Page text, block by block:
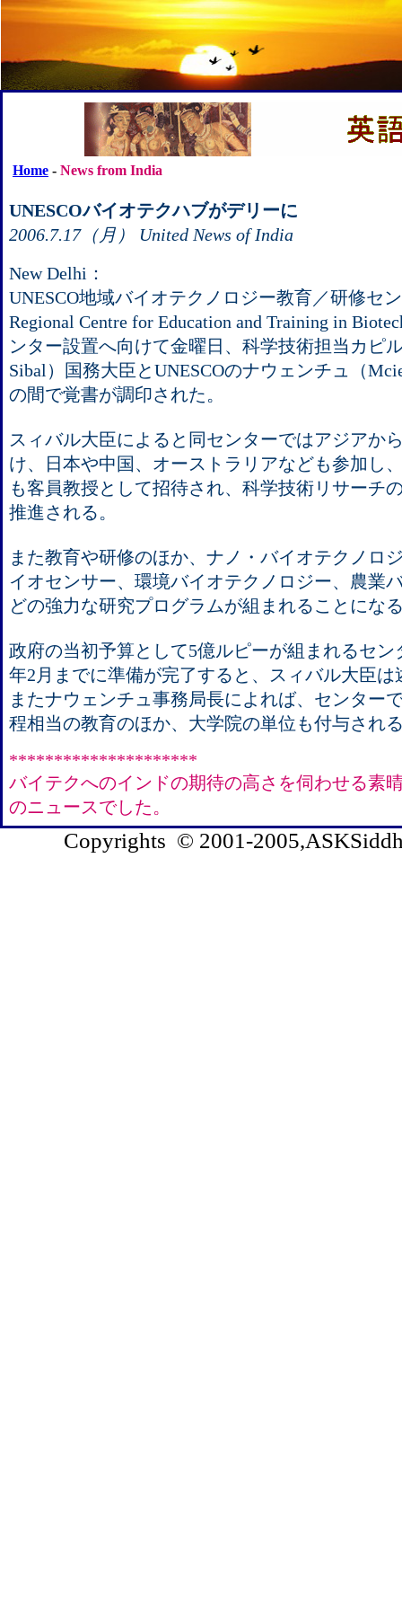
Home - News from India
UNESCOバイオテクハブがデリーに
2006.7.17（月） United News of India
New Delhi：
UNESCO地域バイオテクノロジー教育／研修セ
Regional Centre for Education and Training in
ンター設置へ向けて金曜日、科学技術担当カピ
Sibal）国務大臣とUNESCOのナウェンチュ（
の間で覚書が調印された。
スィバル大臣によると同センターではアジアか
け、日本や中国、オーストラリアなども参加し
も客員教授として招待され、科学技術リサーチ
推進される。
また教育や研修のほか、ナノ・バイオテクノロ
イオセンサー、環境バイオテクノロジー、農業
どの強力な研究プログラムが組まれることにな
政府の当初予算として5億ルピーが組まれるセ
年2月までに準備が完了すると、スィバル大臣は
またナウェンチュ事務局長によれば、センター
程相当の教育のほか、大学院の単位も付与され
*********************
バイテクへのインドの期待の高さを伺わせる素
のニュースでした。
Copyrights © 2001-